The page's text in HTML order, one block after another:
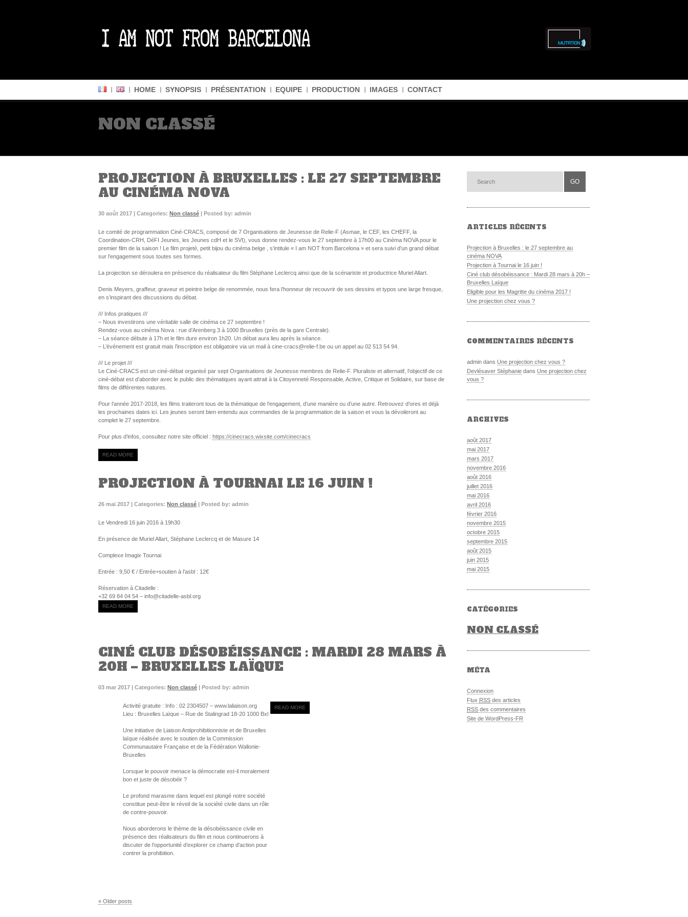
HOME SYNOPSIS PRÉSENTATION EQUIPE PRODUCTION IMAGES CONTACT
NON CLASSÉ
PROJECTION À BRUXELLES : LE 27 SEPTEMBRE
AU CINÉMA NOVA
30 août 2017 | Categories: Non classé | Posted by: admin
Le comité de programmation Ciné-CRACS, composé de 7 Organisations de Jeunesse de Relie-F (Asmae, le CEF, les CHEFF, la
Coordination-CRH, DéFI Jeunes, les Jeunes cdH et le SVI), vous donne rendez-vous le 27 septembre à 17h00 au Cinéma NOVA pour le
premier film de la saison ! Le film projeté, petit bijou du cinéma belge , s’intitule « I am NOT from Barcelona » et sera suivi d’un grand débat
sur l’engagement sous toutes ses formes.
La projection se déroulera en présence du réalisateur du film Stéphane Leclercq ainsi que de la scénariste et productrice Muriel Allart.
Denis Meyers, graffeur, graveur et peintre belge de renommée, nous fera l’honneur de recouvrir de ses dessins et typos une large fresque,
en s’inspirant des discussions du débat.
/// Infos pratiques ///
– Nous investirons une véritable salle de cinéma ce 27 septembre !
Rendez-vous au cinéma Nova : rue d’Arenberg 3 à 1000 Bruxelles (près de la gare Centrale).
– La séance débute à 17h et le film dure environ 1h20. Un débat aura lieu après la séance.
– L’événement est gratuit mais l’inscription est obligatoire via un mail à cine-cracs@relie-f.be ou un appel au 02 513 54 94.
/// Le projet ///
Le Ciné-CRACS est un ciné-débat organisé par sept Organisations de Jeunesse membres de Relie-F. Pluraliste et alternatif, l’objectif de ce
ciné-débat est d’aborder avec le public des thématiques ayant attrait à la Citoyenneté Responsable, Active, Critique et Solidaire, sur base de
films de différentes natures.
Pour l’année 2017-2018, les films traiteront tous de la thématique de l’engagement, d’une manière ou d’une autre. Retrouvez d’ores et déjà
les prochaines dates ici. Les jeunes seront bien entendu aux commandes de la programmation de la saison et vous la dévoileront au
complet le 27 septembre.
Pour plus d’infos, consultez notre site officiel : https://cinecracs.wixsite.com/cinecracs
READ MORE
PROJECTION À TOURNAI LE 16 JUIN !
26 mai 2017 | Categories: Non classé | Posted by: admin
Le Vendredi 16 juin 2016 à 19h30
En présence de Muriel Allart, Stéphane Leclercq et de Masure 14
Complexe Imagix Tournai
Entrée : 9,50 € / Entrée+soutien à l’asbl : 12€
Réservation à Citadelle :
+32 69 84 04 54 – info@citadelle-asbl.org
READ MORE
CINÉ CLUB DÉSOBÉISSANCE : MARDI 28 MARS À
20H – BRUXELLES LAÏQUE
03 mar 2017 | Categories: Non classé | Posted by: admin
Activité gratuite : Info : 02 2304507 – www.laliaison.org
Lieu : Bruxelles Laïque – Rue de Stalingrad 18-20 1000 Bxl
Une initiative de Liaison Antiprohibitionniste et de Bruxelles
laïque réalisée avec le soutien de la Commission
Communautaire Française et de la Fédération Wallonie-
Bruxelles
Lorsque le pouvoir menace la démocratie est-il moralement
bon et juste de désobéir ?
Le profond marasme dans lequel est plongé notre société
constitue peut-être le réveil de la société civile dans un rôle
de contre-pouvoir.
Nous aborderons le thème de la désobéissance civile en
présence des réalisateurs du film et nous continuerons à
discuter de l’opportunité d’explorer ce champ d’action pour
contrer la prohibition.
READ MORE
« Older posts
ARTICLES RÉCENTS
Projection à Bruxelles : le 27 septembre au
cinéma NOVA
Projection à Tournai le 16 juin !
Ciné club désobéissance : Mardi 28 mars à 20h –
Bruxelles Laïque
Eligible pour les Magritte du cinéma 2017 !
Une projection chez vous ?
COMMENTAIRES RÉCENTS
admin dans Une projection chez vous ?
Devlésaver Stéphanie dans Une projection chez
vous ?
ARCHIVES
août 2017
mai 2017
mars 2017
novembre 2016
août 2016
juillet 2016
mai 2016
avril 2016
février 2016
novembre 2015
octobre 2015
septembre 2015
août 2015
juin 2015
mai 2015
CATÉGORIES
NON CLASSÉ
MÉTA
Connexion
Flux RSS des articles
RSS des commentaires
Site de WordPress-FR